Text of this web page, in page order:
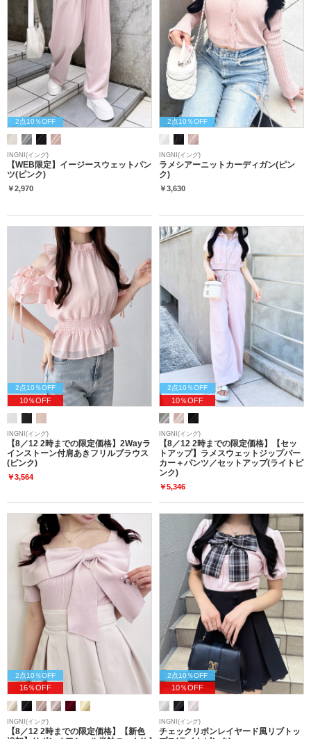
2点10％OFF
INGNI(イング)
【WEB限定】イージースウェットパン
ツ(ピンク)
￥2,970
2点10％OFF
INGNI(イング)
ラメシアーニットカーディガン(ピン
ク)
￥3,630
2点10％OFF
10％OFF
INGNI(イング)
【8／12 2時までの限定価格】2Wayラ
インストーン付肩あきフリルブラウス
(ピンク)
￥3,564
2点10％OFF
10％OFF
INGNI(イング)
【8／12 2時までの限定価格】【セッ
トアップ】ラメスウェットジップパー
カー＋パンツ／セットアップ(ライトピ
ンク)
￥5,346
2点10％OFF
16％OFF
INGNI(イング)
【8／12 2時までの限定価格】【新色
2点10％OFF
10％OFF
INGNI(イング)
チェックリボンレイヤード風リブトッ